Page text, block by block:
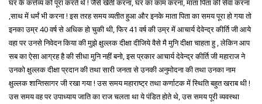
घर के कर्त्तव्य को पूरा करते थे ! जैसे खेती करना, घर का काम करना, माता पिता की सेवा करना
,साथ में धर्मं भी करना ! इस तरह समय व्यतीत हुआ और इनके माता पिता का समय पूरा हो गया तो
इनका उम्र 40 वर्ष से अधिक हो चुकी थी, फिर 41 वर्ष की उम्र में आचार्य देवेन्द्र कीर्ति जी आये
वहा पर उनसे निवेदन किया की मुझे क्षुल्लक दीक्षा दीजिये वैसे मै मुनि दीक्षा चाहता हु , लेकिन आप
सब का ऐसा आग्रह है की सीधा मुनि नहीं बनो, इस प्रकार आचार्य देवेन्द्र कीर्ति जी महाराज ने
उनको क्षुल्लक दीक्षा प्रदान की तथा सारी जनता से उनकी अनुमोदना की तथा उनका नाम
क्षुल्लक शान्तिसागर जी रखा गया ! उस समय महाराष्ट्र तथा कर्णाटक में स्थिति बहुत खराब थी !
उस समय वह पर उपाध्याय जाति का राज चलता था ये पंडित होते थे, उस समय पूरी व्यवस्था